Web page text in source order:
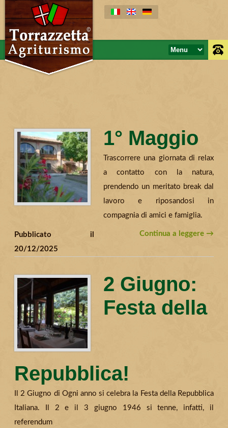
1° Maggio
Trascorrere una giornata di relax
a contatto con la natura,
prendendo un meritato break dal
lavoro e riposandosi in
compagnia di amici e famiglia.
Pubblicato il
20/12/2025
Continua a leggere →
2 Giugno:
Festa della
Repubblica!
Il 2 Giugno di Ogni anno si celebra la Festa della Repubblica
Italiana. Il 2 e il 3 giugno 1946 si tenne, infatti, il
referendum